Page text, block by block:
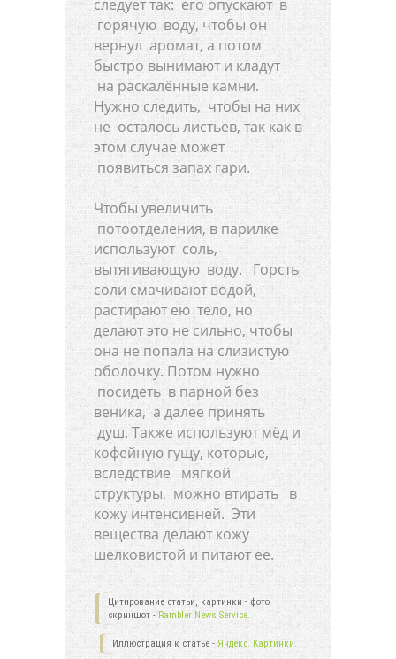
следует так: его опускают в
горячую воду, чтобы он
вернул аромат, а потом
быстро вынимают и кладут
на раскалённые камни.
Нужно следить, чтобы на них
не осталось листьев, так как в
этом случае может
появиться запах гари.
Чтобы увеличить
потоотделения, в парилке
используют соль,
вытягивающую воду. Горсть
соли смачивают водой,
растирают ею тело, но
делают это не сильно, чтобы
она не попала на слизистую
оболочку. Потом нужно
посидеть в парной без
веника, а далее принять
душ. Также используют мёд и
кофейную гущу, которые,
вследствие мягкой
структуры, можно втирать в
кожу интенсивней. Эти
вещества делают кожу
шелковистой и питают ее.
Цитирование статьи, картинки - фото
скриншот - Rambler News Service.
Иллюстрация к статье - Яндекс. Картинки.